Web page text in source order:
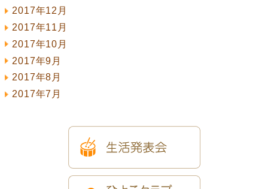
2017年12月
2017年11月
2017年10月
2017年9月
2017年8月
2017年7月